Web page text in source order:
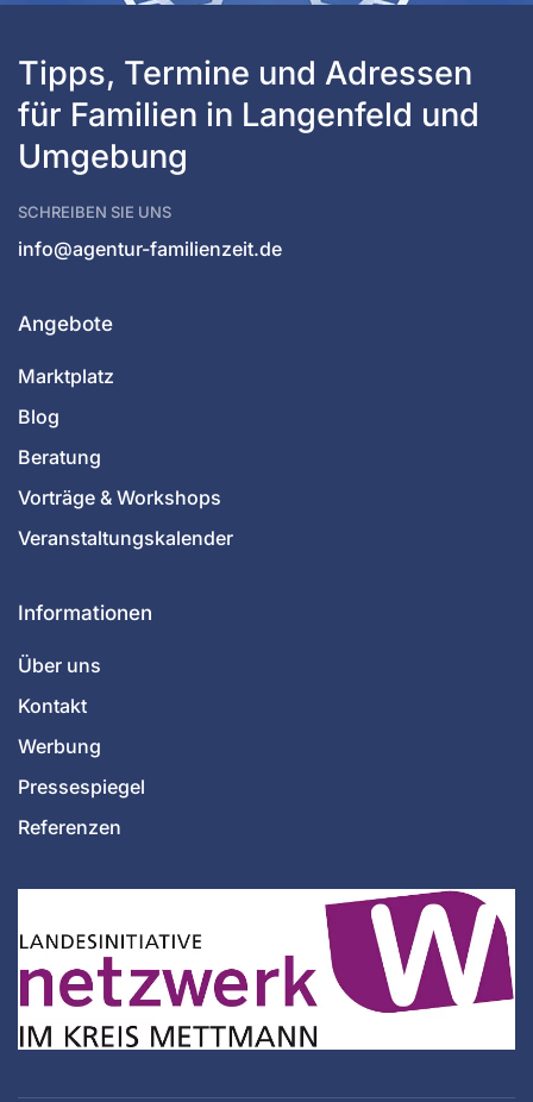
Tipps, Termine und Adressen
für Familien in Langenfeld und
Umgebung
SCHREIBEN SIE UNS
info@agentur-familienzeit.de
Angebote
Marktplatz
Blog
Beratung
Vorträge & Workshops
Veranstaltungskalender
Informationen
Über uns
Kontakt
Werbung
Pressespiegel
Referenzen